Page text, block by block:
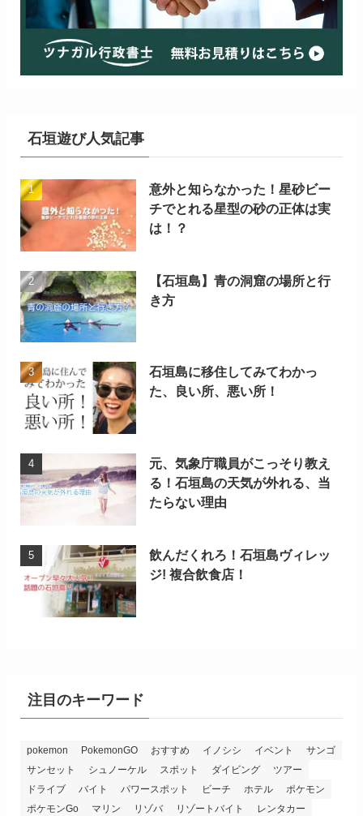
石垣遊び人気記事
意外と知らなかった！星砂ビー
チでとれる星型の砂の正体は実
は！？
【石垣島】青の洞窟の場所と行
き方
石垣島に移住してみてわかっ
た、良い所、悪い所！
元、気象庁職員がこっそり教え
る！石垣島の天気が外れる、当
たらない理由
飲んだくれろ！石垣島ヴィレッ
ジ! 複合飲食店！
注目のキーワード
pokemon PokemonGO おすすめ イノシシ イベント
サンゴ
サンセット
シュノーケル スポット ダイビング
ツアー
ドライブ
バイト パワースポット ビーチ ホテル
ポケモン
ポケモンGo
マリン リゾバ リゾートバイト
レンタカー